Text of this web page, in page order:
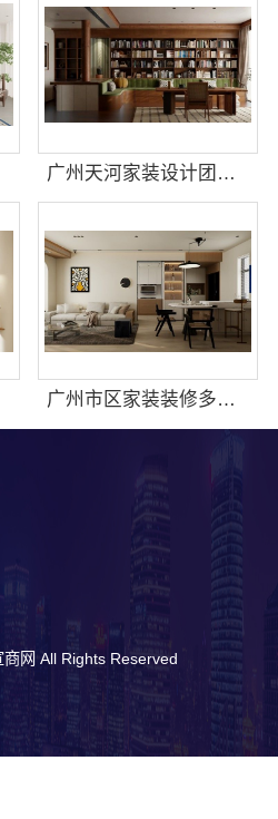
广州天河家装设计团队拎包入住精匠饰家
广州市区家装装修多少钱新房？精匠饰家环保整装方案
网 All Rights Reserved